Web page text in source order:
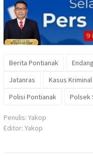
Berita Pontianak
Jatanras
Kasus Kriminal
Polisi Pontianak
Polsek
Penulis: Yakop
Editor: Yakop